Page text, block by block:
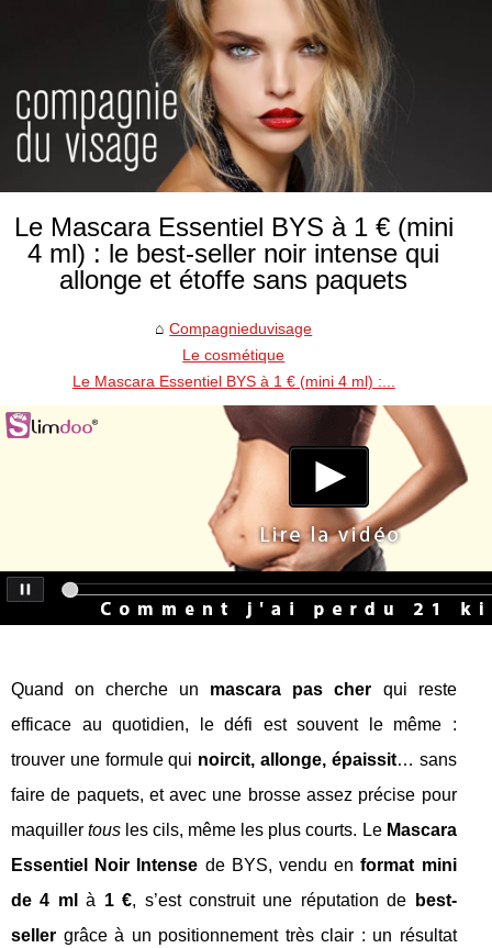
Le Mascara Essentiel BYS à 1 € (mini
4 ml) : le best-seller noir intense qui
allonge et étoffe sans paquets
Compagnieduvisage
Le cosmétique
Le Mascara Essentiel BYS à 1 € (mini 4 ml) :...
Quand on cherche un mascara pas cher qui reste
efficace au quotidien, le défi est souvent le même :
trouver une formule qui noircit, allonge, épaissit… sans
faire de paquets, et avec une brosse assez précise pour
maquillertous les cils, même les plus courts. Le Mascara
Essentiel Noir Intense de BYS, vendu enformat mini
de 4 ml
à 1 €, s’est construit une réputation de
best-
seller grâce à un positionnement très clair : un résultat